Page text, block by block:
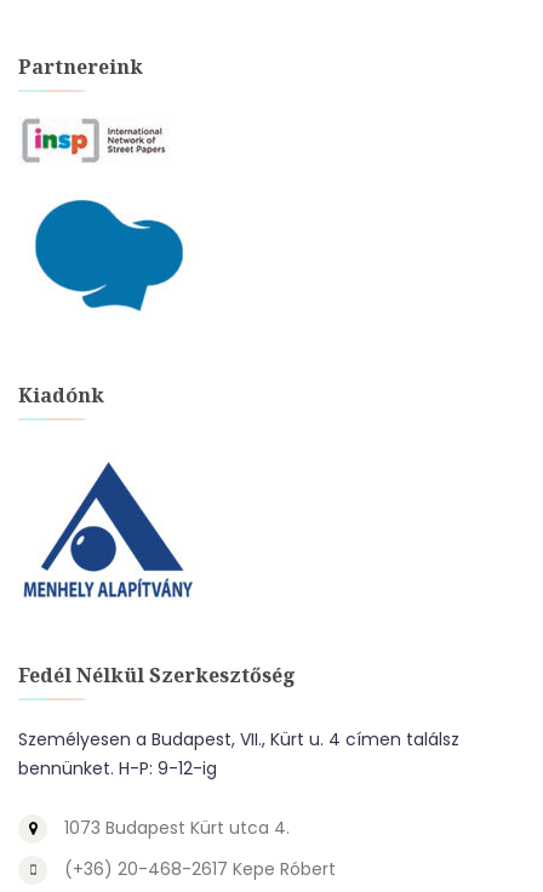
Partnereink
Kiadónk
Fedél Nélkül Szerkesztőség
Személyesen a Budapest, VII., Kürt u. 4 címen találsz
bennünket. H-P: 9-12-ig
1073 Budapest Kürt utca 4.
(+36) 20-468-2617 Kepe Róbert